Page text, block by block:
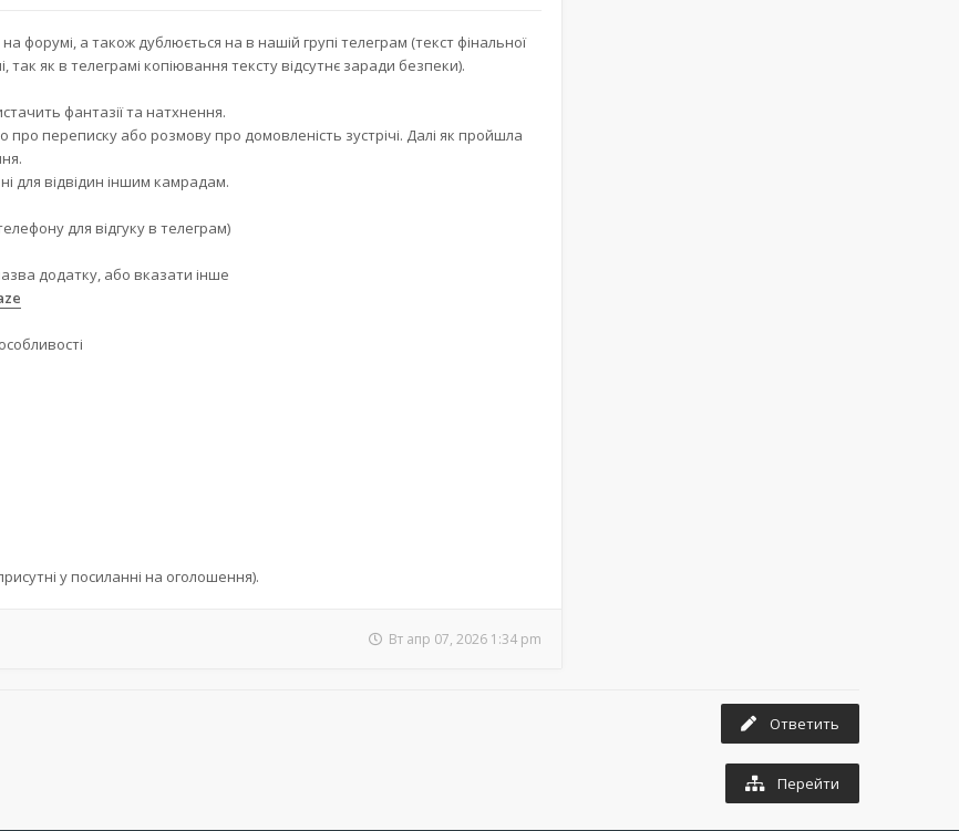
форумі, а також дублюється на в нашій групі телеграм (текст фінальної
як в телеграмі копіювання тексту відсутнє заради безпеки).
фантазії та натхнення.
переписку або розмову про домовленість зустрічі. Далі як пройшла
для відвідин іншим камрадам.
для відгуку в телеграм)
додатку, або вказати інше
у посиланні на оголошення).
Вт апр 07, 2026 1:34 pm
Ответить
Перейти